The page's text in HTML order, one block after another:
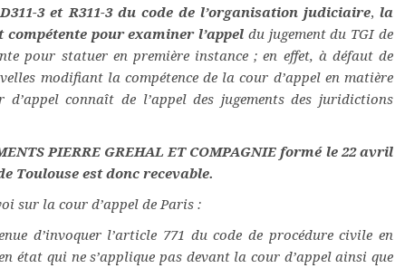
3 et R311-3 du code de l’organisation judiciaire,la
compétente pour examiner l’appel du jugement du TGI de
pour statuer en première instance ; en effet, à défaut de
modifiant la compétence de la cour d’appel en matière
connaît de l’appel des jugements des juridictions
PIERRE GREHAL ET COMPAGNIE formé le 22 avril
Toulouse est donc recevable.
sur la cour d’appel de Paris :
d’invoquer l’article 771 du code de procédure civile en
état qui ne s’applique pas devant la cour d’appel ainsi que